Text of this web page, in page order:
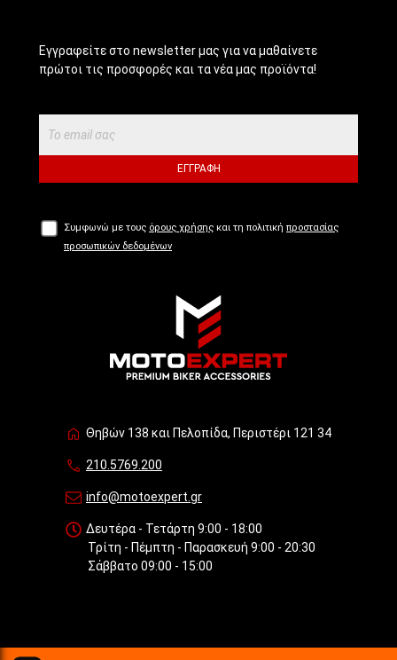
Εγγραφείτε στο newsletter μας για να μαθαίνετε
πρώτοι τις προσφορές και τα νέα μας προϊόντα!
ΕΓΓΡΑΦΉ
Συμφωνώ με τους όρους χρήσης και τη πολιτική προστασίας
προσωπικών δεδομένων
Θηβών 138 και Πελοπίδα, Περιστέρι 121 34
210.5769.200
info@motoexpert.gr
Δευτέρα - Τετάρτη 9:00 - 18:00
Τρίτη - Πέμπτη - Παρασκευή 9:00 - 20:30
Σάββατο 09:00 - 15:00